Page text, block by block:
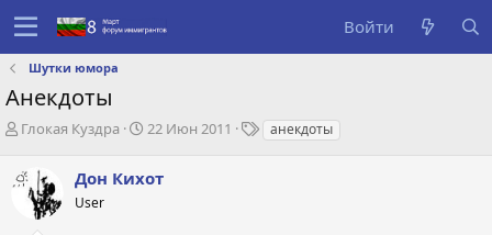
Войти
Шутки юмора
Анекдоты
А
т
о
Глокая Куздра
Д
а
22 Июн 2011
Танекдоты
Дон Кихот
User